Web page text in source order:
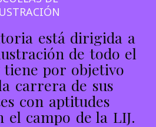
está dirigida a
de todo el
por objetivo
carrera de sus
con aptitudes
el campo de la LIJ.